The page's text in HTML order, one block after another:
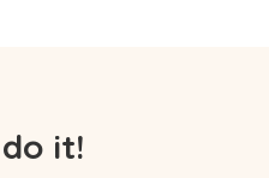
do it!